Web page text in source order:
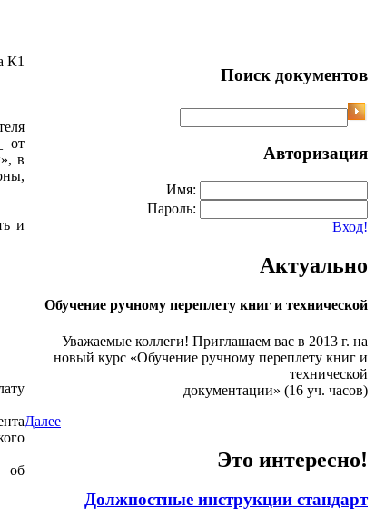
К1
от
в
и
об
Поиск документов
Авторизация
Имя:
Пароль:
Вход!
Актуально
Обучение ручному переплету книг и технической
Уважаемые коллеги! Приглашаем вас в 2013 г. на
новый курс «Обучение ручному переплету книг и
технической
документации» (16 уч. часов)
Далее
Это интересно!
Должностные инструкции стандарт